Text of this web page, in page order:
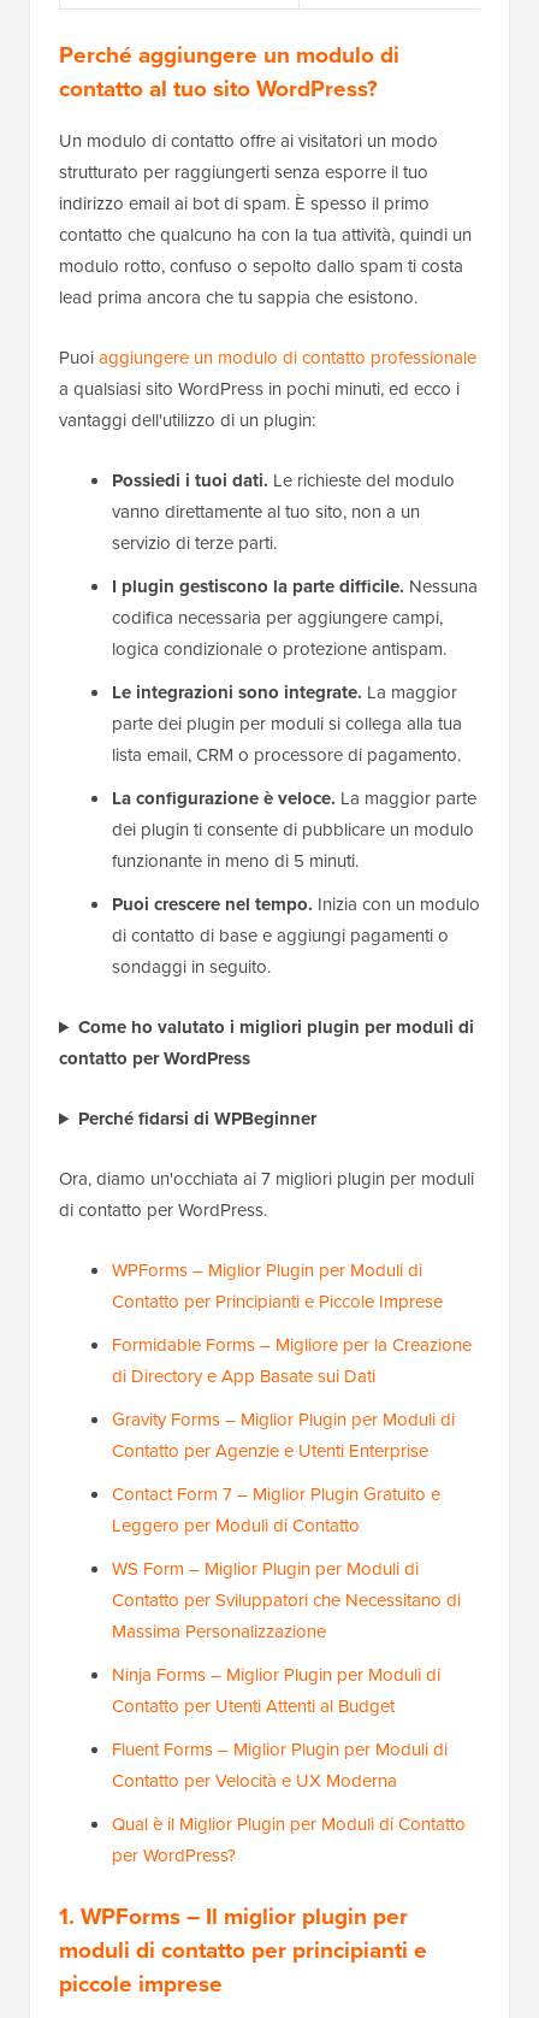
Perché aggiungere un modulo di
contatto al tuo sito WordPress?
Un modulo di contatto offre ai visitatori un modo
strutturato per raggiungerti senza esporre il tuo
indirizzo email ai bot di spam. È spesso il primo
contatto che qualcuno ha con la tua attività, quindi un
modulo rotto, confuso o sepolto dallo spam ti costa
lead prima ancora che tu sappia che esistono.
Puoiaggiungere un modulo di contatto professionale
a qualsiasi sito WordPress in pochi minuti, ed ecco i
vantaggi dell'utilizzo di un plugin:
Possiedi i tuoi dati. Le richieste del modulo
vanno direttamente al tuo sito, non a un
servizio di terze parti.
I plugin gestiscono la parte difficile. Nessuna
codifica necessaria per aggiungere campi,
logica condizionale o protezione antispam.
Le integrazioni sono integrate. La maggior
parte dei plugin per moduli si collega alla tua
lista email, CRM o processore di pagamento.
La configurazione è veloce. La maggior parte
dei plugin ti consente di pubblicare un modulo
funzionante in meno di 5 minuti.
Puoi crescere nel tempo. Inizia con un modulo
di contatto di base e aggiungi pagamenti o
sondaggi in seguito.
Come ho valutato i migliori plugin per moduli di
contatto per WordPress
Perché fidarsi di WPBeginner
Ora, diamo un'occhiata ai 7 migliori plugin per moduli
di contatto per WordPress.
WPForms – Miglior Plugin per Moduli di
Contatto per Principianti e Piccole Imprese
Formidable Forms – Migliore per la Creazione
di Directory e App Basate sui Dati
Gravity Forms – Miglior Plugin per Moduli di
Contatto per Agenzie e Utenti Enterprise
Contact Form 7 – Miglior Plugin Gratuito e
Leggero per Moduli di Contatto
WS Form – Miglior Plugin per Moduli di
Contatto per Sviluppatori che Necessitano di
Massima Personalizzazione
Ninja Forms – Miglior Plugin per Moduli di
Contatto per Utenti Attenti al Budget
Fluent Forms – Miglior Plugin per Moduli di
Contatto per Velocità e UX Moderna
Qual è il Miglior Plugin per Moduli di Contatto
per WordPress?
1. WPForms – Il miglior plugin per
moduli di contatto per principianti e
piccole imprese